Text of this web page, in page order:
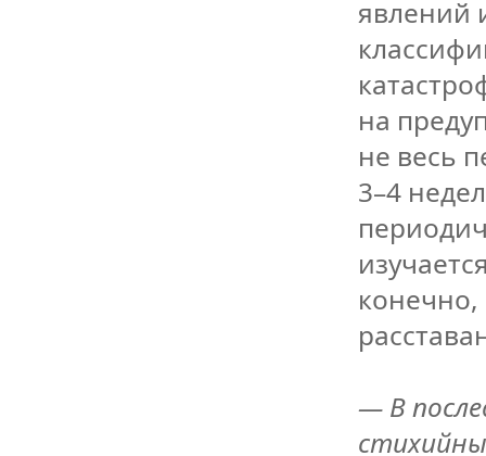
явлений
на
не весь
3–4
— В